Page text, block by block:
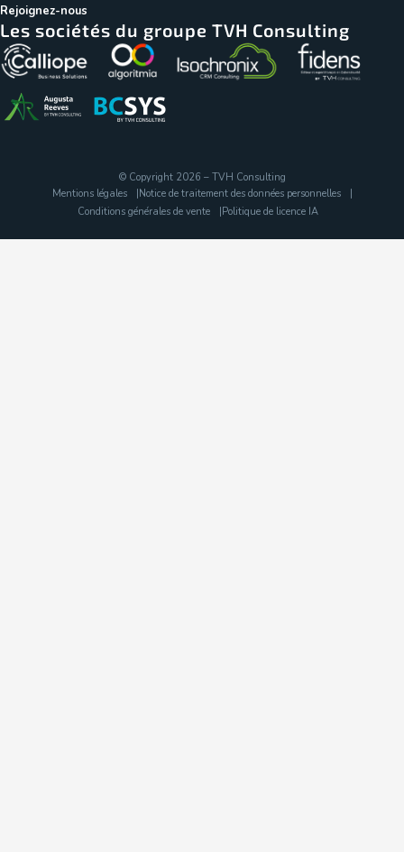
Rejoignez-nous
Les sociétés du groupe TVH Consulting
© Copyright 2026 – TVH Consulting
Mentions légales
Notice de traitement des données personnelles
Conditions générales de vente
Politique de licence IA